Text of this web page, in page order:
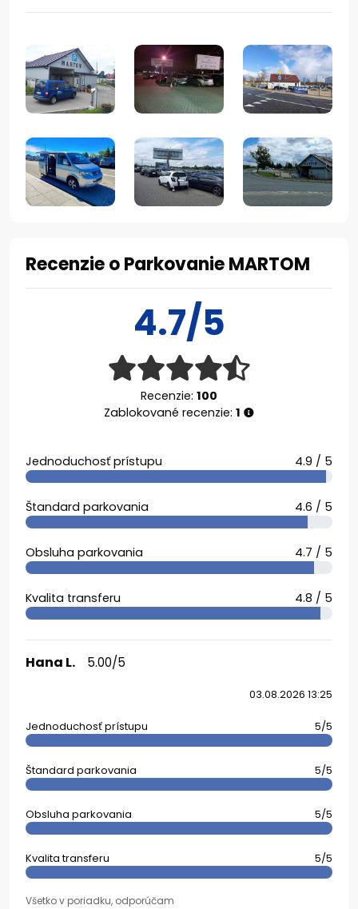
Recenzie o Parkovanie MARTOM
4.7/5
Recenzie: 100
Zablokované recenzie: 1
Jednoduchosť prístupu 4.9 / 5
Štandard parkovania 4.6 / 5
Obsluha parkovania 4.7 / 5
Kvalita transferu 4.8 / 5
Hana L. 5.00/5
03.08.2026 13:25
Jednoduchosť prístupu 5/5
Štandard parkovania 5/5
Obsluha parkovania 5/5
Kvalita transferu 5/5
Všetko v poriadku, odporúčam